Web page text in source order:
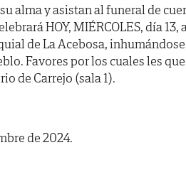
alma y asistan al funeral de
HOY, MIÉRCOLES, día 13,
de La Acebosa,
Favores por los cuales les
de Carrejo (sala 1).
de 2024.